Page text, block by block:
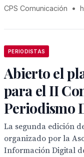
CPS Comunicación •
PERIODISTAS
Abierto el
para el II
Periodismo
La segunda edición
organizado por la
Información Digital